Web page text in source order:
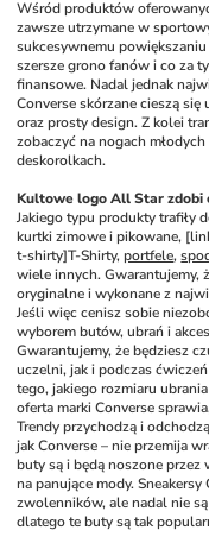
Wśród produktów
zawsze utrzymane w
sukcesywnemu
szersze grono fanów i co za
finansowe. Nadal jednak
Converse skórzane cieszą
oraz prosty design. Z kolei
zobaczyć na nogach
deskorolkach.
Kultowe logo All Star zdobi
Jakiego typu produkty trafiły
kurtki zimowe i pikowane,
t-shirty]T-Shirty, portfele,
wiele innych. Gwarantujemy,
oryginalne i wykonane z
Jeśli więc cenisz sobie
wyborem butów, ubrań i
Gwarantujemy, że będziesz
uczelni, jak i podczas
tego, jakiego rozmiaru
oferta marki Converse
Trendy przychodzą i
jak Converse – nie przemija
buty są i będą noszone
na panujące mody.
zwolenników, ale nadal nie
dlatego te buty są tak